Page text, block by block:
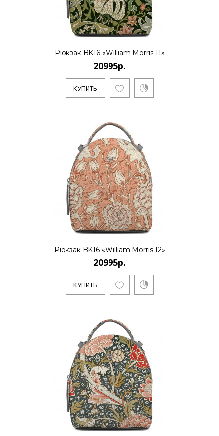
Рюкзак BK16 «William Morris 11»
20995р.
КУПИТЬ
Рюкзак BK16 «William Morris 12»
20995р.
КУПИТЬ